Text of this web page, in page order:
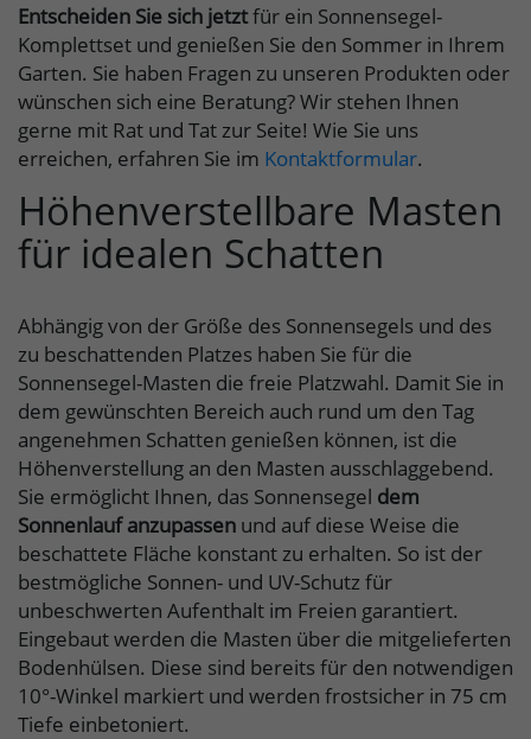
Entscheiden Sie sich jetztfür ein Sonnensegel-
Komplettset und genießen Sie den Sommer in Ihrem
Garten. Sie haben Fragen zu unseren Produkten oder
wünschen sich eine Beratung? Wir stehen Ihnen
gerne mit Rat und Tat zur Seite! Wie Sie uns
erreichen, erfahren Sie im Kontaktformular.
Höhenverstellbare Masten
für idealen Schatten
Abhängig von der Größe des Sonnensegels und des
zu beschattenden Platzes haben Sie für die
Sonnensegel-Masten die freie Platzwahl. Damit Sie in
dem gewünschten Bereich auch rund um den Tag
angenehmen Schatten genießen können, ist die
Höhenverstellung an den Masten ausschlaggebend.
Sie ermöglicht Ihnen, das Sonnensegel dem
Sonnenlauf anzupassen und auf diese Weise die
beschattete Fläche konstant zu erhalten. So ist der
bestmögliche Sonnen- und UV-Schutz für
unbeschwerten Aufenthalt im Freien garantiert.
Eingebaut werden die Masten über die mitgelieferten
Bodenhülsen. Diese sind bereits für den notwendigen
10°-Winkel markiert und werden frostsicher in 75 cm
Tiefe einbetoniert.